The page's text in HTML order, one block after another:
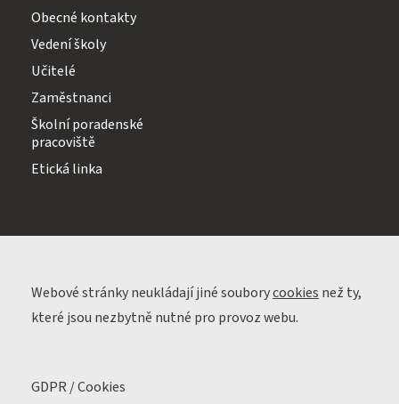
Obecné kontakty
Vedení školy
Učitelé
Zaměstnanci
Školní poradenské
pracoviště
Etická linka
Webové stránky neukládají jiné souborycookies než ty,
které jsou nezbytně nutné pro provoz webu.
GDPR / Cookies